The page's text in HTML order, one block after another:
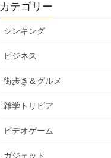
カテゴリー
シンキング
ビジネス
街歩き＆グルメ
雑学トリビア
ビデオゲーム
ガジェット